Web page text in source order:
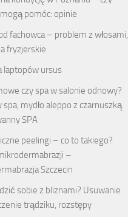
pomóc: opinie
fachowca – problem z włosami,
fryzjerskie
laptopów ursus
czy spa w salonie odnowy?
mydło aleppo z czarnuszką.
SPA
peelingi – co to takiego?
–
Szczecin
sobie z bliznami? Usuwanie
trądziku, rozstępy